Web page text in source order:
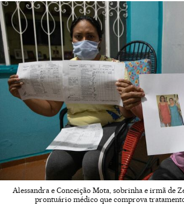
Alessandra e Conceição Mota, sobrinha e irmã de
prontuário médico que comprova